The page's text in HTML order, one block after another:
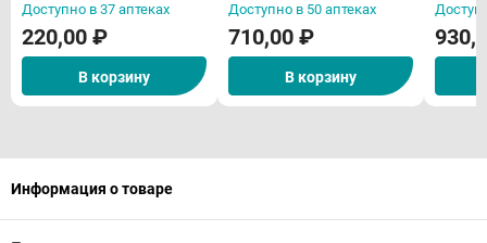
Доступно в 37 аптеках
220,00 ₽
В корзину
Доступно в 50 аптеках
710,00 ₽
В корзину
Информация о товаре